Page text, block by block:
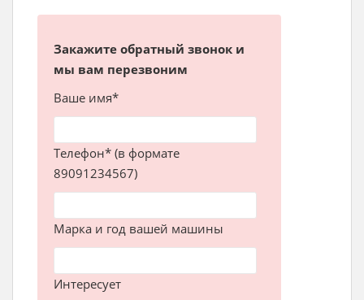
Закажите обратный звонок и
мы вам перезвоним
Ваше имя*
Телефон* (в формате
89091234567)
Марка и год вашей машины
Интересует